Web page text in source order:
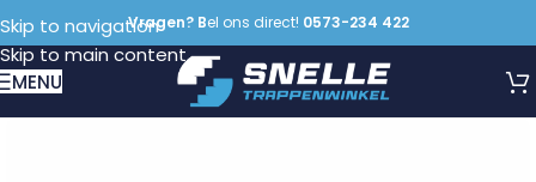
Skip to navigation
Skip to main content
Vragen? Bel ons direct! 0573-234 422
MENU